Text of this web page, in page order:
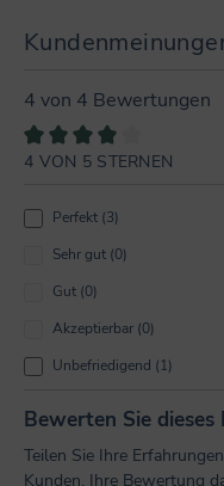
4 von 4 Bewertungen
Durchschnittliche
4 VON 5 STERNEN
Perfekt (3)
Sehr gut (0)
Gut (0)
Akzeptierbar (0)
Unbefriedigend (1)
Bewerten Sie dieses
Teilen Sie Ihre
Kunden. Ihre Bewertung